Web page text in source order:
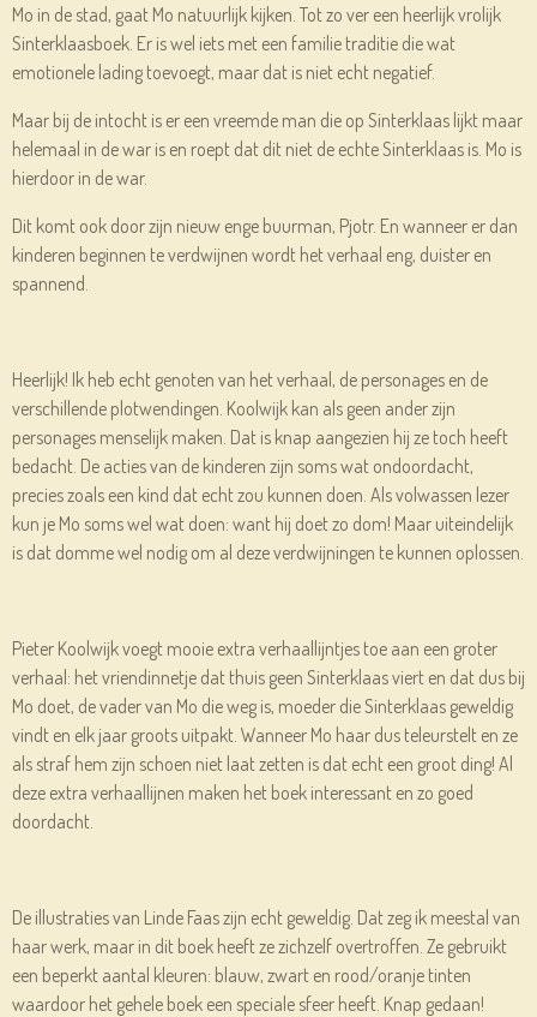
Mo in de stad, gaat Mo natuurlijk kijken. Tot zo ver een heerlijk vrolijk
Sinterklaasboek. Er is wel iets met een familie traditie die wat
emotionele lading toevoegt, maar dat is niet echt negatief.
Maar bij de intocht is er een vreemde man die op Sinterklaas lijkt maar
helemaal in de war is en roept dat dit niet de echte Sinterklaas is. Mo is
hierdoor in de war.
Dit komt ook door zijn nieuw enge buurman, Pjotr. En wanneer er dan
kinderen beginnen te verdwijnen wordt het verhaal eng, duister en
spannend.
Heerlijk! Ik heb echt genoten van het verhaal, de personages en de
verschillende plotwendingen. Koolwijk kan als geen ander zijn
personages menselijk maken. Dat is knap aangezien hij ze toch heeft
bedacht. De acties van de kinderen zijn soms wat ondoordacht,
precies zoals een kind dat echt zou kunnen doen. Als volwassen lezer
kun je Mo soms wel wat doen: want hij doet zo dom! Maar uiteindelijk
is dat domme wel nodig om al deze verdwijningen te kunnen oplossen.
Pieter Koolwijk voegt mooie extra verhaallijntjes toe aan een groter
verhaal: het vriendinnetje dat thuis geen Sinterklaas viert en dat dus bij
Mo doet, de vader van Mo die weg is, moeder die Sinterklaas geweldig
vindt en elk jaar groots uitpakt. Wanneer Mo haar dus teleurstelt en ze
als straf hem zijn schoen niet laat zetten is dat echt een groot ding! Al
deze extra verhaallijnen maken het boek interessant en zo goed
doordacht.
De illustraties van Linde Faas zijn echt geweldig. Dat zeg ik meestal van
haar werk, maar in dit boek heeft ze zichzelf overtroffen. Ze gebruikt
een beperkt aantal kleuren: blauw, zwart en rood/oranje tinten
waardoor het gehele boek een speciale sfeer heeft. Knap gedaan!